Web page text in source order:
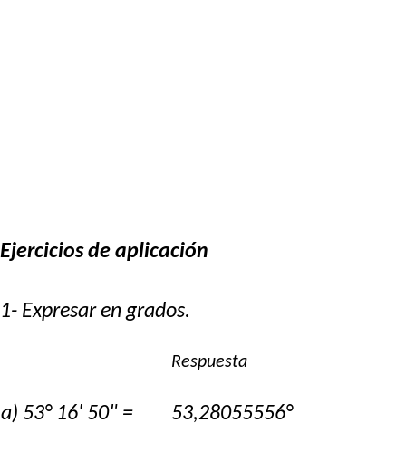
Ejercicios de aplicación
1- Expresar en grados.
Respuesta
a) 53° 16' 50" = 53,28055556°